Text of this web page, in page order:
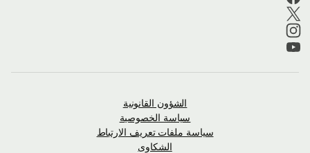
الشؤون القانونية
سياسة الخصوصية
سياسة ملفات تعريف الارتباط
الشكاوى